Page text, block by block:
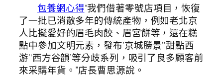
包養網心得“我們借著零號店項目，恢復
了一批已消散多年的傳統產物，例如老北京
人比擬愛好的眉毛肉餃、眉宮餅等，還在糕
點中參加文明元素，發布‘京城勝景’‘甜點西
游’‘西方谷韻’等分歧系列，吸引了良多顧客前
來采購年貨。”店長曹思源說。